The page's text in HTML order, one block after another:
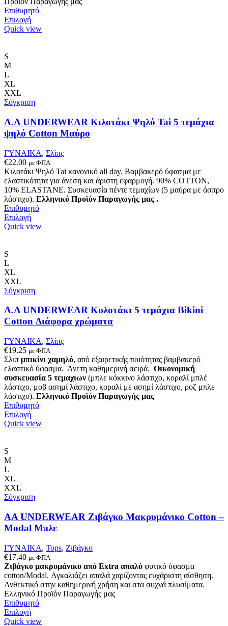
Επιθυμητό
ΕπιλογήΑυτό
το
να
στη
σελίδα
του
Quick view
S
M
L
XL
XXL
Σύγκριση
A.A UNDERWEAR Κιλοτάκι Ψηλό Tai 5 τεμάχια
ψηλό Cotton Μαύρο
ΓΥΝΑΙΚΑ, Σλίπς
€22.00 με ΦΠΑ
Κιλοτάκι Ψηλό Tai κανονικό all day. Βαμβακερό ύφασμα με
ελαστικότητα για άνεση και άριστη εφαρμογή. 90% COTTON,
10% ELASTANE. Συσκευασία πέντε τεμαχίων (5 μαύρα με άσπρο
λάστιχο). Ελληνικό Προϊόν Παραγωγής μας .
Επιθυμητό
ΕπιλογήΑυτό
το
μπορούν
επιλεγούν
στη
σελίδα
προϊόντος
Quick view
S
L
XL
XXL
Σύγκριση
A.A UNDERWEAR Κυλοτάκι 5 τεμάχια Bikini
Cotton Διάφορα χρώματα
ΓΥΝΑΙΚΑ, Σλίπς
€19.25 με ΦΠΑ
Σλιπ μπικίνι χαμηλό, από εξαιρετικής ποιότητας βαμβακερό
ελαστικό ύφασμα. Άνετη καθημερινή σειρά. Οικονομική
συσκευασία 5 τεμαχιων (μπλε κόκκινο λάστιχο, κοραλί μπλέ
λάστιχο, μοβ ασημί λάστιχο, κοραλί με ασημί λάστιχο, ροζ μπλε
λάστιχο). Ελληνικό Προϊόν Παραγωγής μας
Επιθυμητό
ΕπιλογήΑυτό
το
να
στη
σελίδα
του
Quick view
S
M
L
XL
XXL
Σύγκριση
AA UNDERWEAR Ζιβάγκο Μακρυμάνικο Cotton –
Modal Μπλε
ΓΥΝΑΙΚΑ, Tops, Ζιβάγκο
€17.40 με ΦΠΑ
Ζιβάγκο μακρυμάνικο από Extra απαλό φυτικό ύφασμα
cotton/Modal. Αγκαλιάζει απαλά χαρίζοντας ευχάριστη αίσθηση.
Ανθεκτικό στην καθημερινή χρήση και στα συχνά πλυσίματα.
Ελληνικό Προϊόν Παραγωγής μας
Επιθυμητό
ΕπιλογήΑυτό
το
Quick view